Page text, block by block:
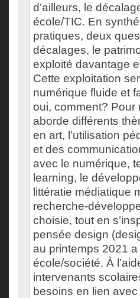
d’ailleurs, le
école/TIC. En
pratiques, deux
décalages, le
exploité davantage
Cette exploitation
numérique fluide et
oui, comment? Pour
aborde différents
en art, l’utilisation
et des
avec le numérique,
learning, le
littératie médiatique
recherche-
choisie, tout en
pensée design
au printemps 2021
école/société. À
intervenants
besoins en lien